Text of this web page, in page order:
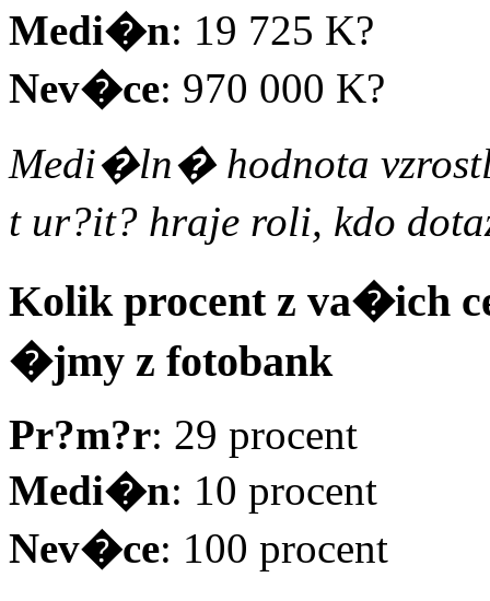
Medi�n: 19 725 K?
Nev�ce: 970 000 K?
Medi�ln� hodnota
t ur?it? hraje roli, kdo
Kolik procent z va�ich
�jmy z fotobank
Pr?m?r: 29 procent
Medi�n: 10 procent
Nev�ce: 100 procent